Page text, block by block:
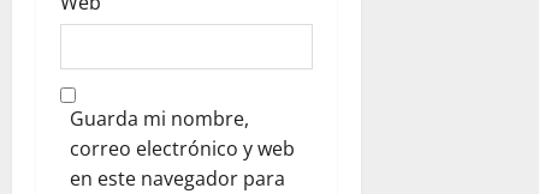
Guarda mi nombre,
correo electrónico y web
en este navegador para